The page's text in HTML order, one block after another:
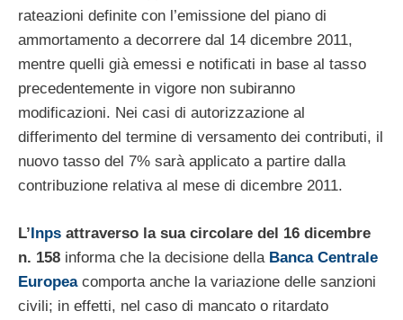
rateazioni definite con l’emissione del piano di
ammortamento a decorrere dal 14 dicembre 2011,
mentre quelli già emessi e notificati in base al tasso
precedentemente in vigore non subiranno
modificazioni. Nei casi di autorizzazione al
differimento del termine di versamento dei contributi, il
nuovo tasso del 7% sarà applicato a partire dalla
contribuzione relativa al mese di dicembre 2011.
L’Inps attraverso la sua circolare del 16 dicembre
n. 158 informa che la decisione della Banca Centrale
Europeacomporta anche la variazione delle sanzioni
civili; in effetti, nel caso di mancato o ritardato